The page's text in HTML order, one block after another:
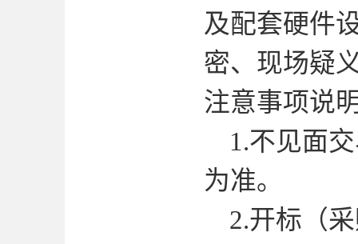
及配套硬件
密、现场疑
注意事项说
1.不见面
为准。
2.开标（